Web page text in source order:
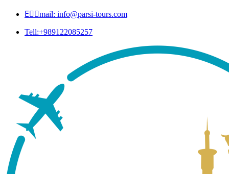
Eٍٍmail: info@parsi-tours.com
Tell:+989122085257